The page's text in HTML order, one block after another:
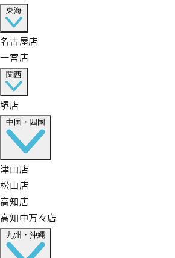
東海
名古屋店
一宮店
関西
堺店
中国・四国
津山店
松山店
高知店
高知中万々店
九州・沖縄